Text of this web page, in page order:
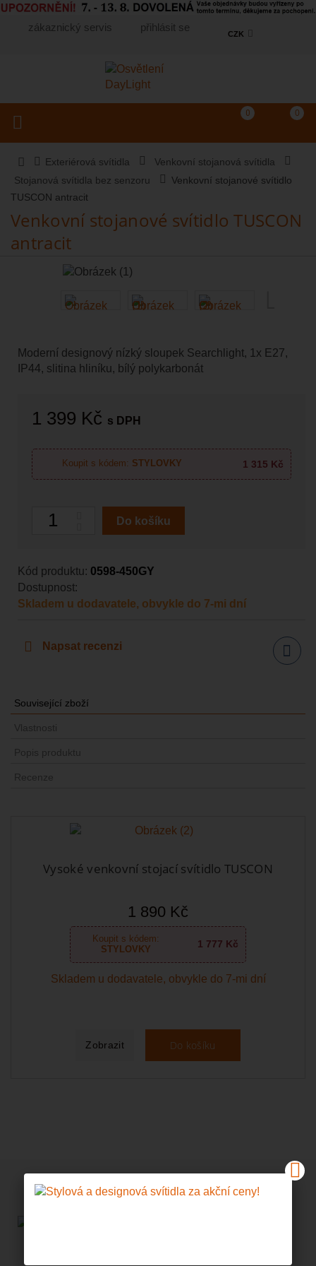
zákaznický servis přihlásit se
CZK
Košík 0
(prázdný)
0
Porovnání produktů
Toggle navigation
Exteriérová svítidla
Venkovní stojanová svítidla
Stojanová svítidla bez senzoru
Venkovní stojanové svítidlo
TUSCON antracit
Venkovní stojanové svítidlo TUSCON
antracit
Moderní designový nízký sloupek Searchlight, 1x E27,
IP44, slitina hliníku, bílý polykarbonát
1 399 Kč s DPH
Koupit s kódem: STYLOVKY 1 315 Kč
Počet
Do košíku
Kód produktu: 0598-450GY
Dostupnost:
Skladem u dodavatele, obvykle do 7-mi dní
Napsat recenzi
Sdílet
Související zboží
Vlastnosti
Popis produktu
Recenze
Vysoké venkovní stojací svítidlo TUSCON
1 890 Kč
Koupit s kódem:
STYLOVKY
1 777 Kč
Skladem u dodavatele, obvykle do 7-mi dní
Zobrazit Do košíku